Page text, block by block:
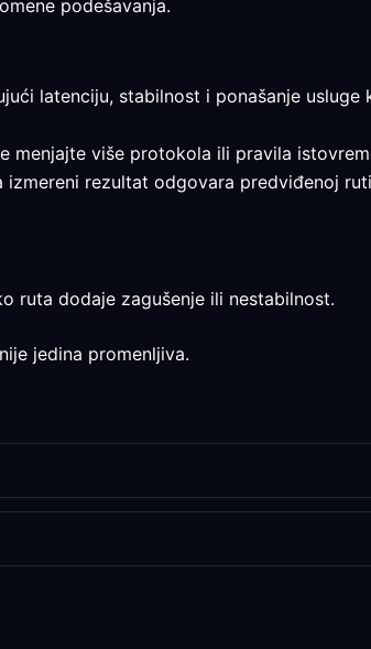
podešavanja.
latenciju, stabilnost i ponašanje usluge
menjajte više protokola ili pravila
rezultat odgovara predviđenoj
ruta dodaje zagušenje ili nestabilnost.
jedina promenljiva.